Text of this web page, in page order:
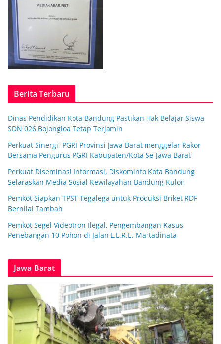
Berita Terbaru
Dinas Pendidikan Kota Bandung Pastikan Hak Belajar Siswa
SDN 026 Bojongloa Tetap Terjamin
Perkuat Sinergi, PGRI Provinsi Jawa Barat menggelar Rakor
Bersama Pengurus PGRI Kabupaten/Kota Se-Jawa Barat
Perkuat Diseminasi Informasi, Diskominfo Kota Bandung
Selaraskan Media Sosial Kewilayahan Bandung Kulon
Pemkot Siapkan TPST Tegalega untuk Produksi Briket RDF
Bernilai Tambah
Pemkot Segel Videotron Ilegal, Pengembangan Kasus
Penebangan 10 Pohon di Jalan L.L.R.E. Martadinata
Jawa Barat